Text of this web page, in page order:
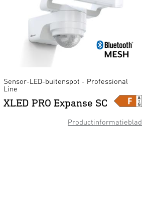
Productinformatieblad
Sensor-LED-buitenspot - Professional
Line
XLED PRO Expanse SC